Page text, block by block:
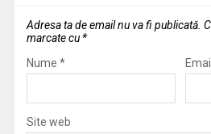
Adresa ta de email nu va fi publicată.
marcate cu *
Nume * Email
Site web